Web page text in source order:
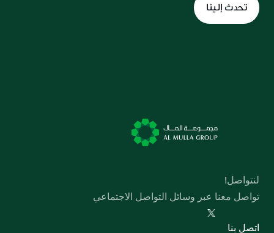
تحدث إلينا
لنتواصل!
تواصل معنا عبر وسائل التواصل الاجتماعي
  اﺗﺼﻞ ﺑﻨﺎ